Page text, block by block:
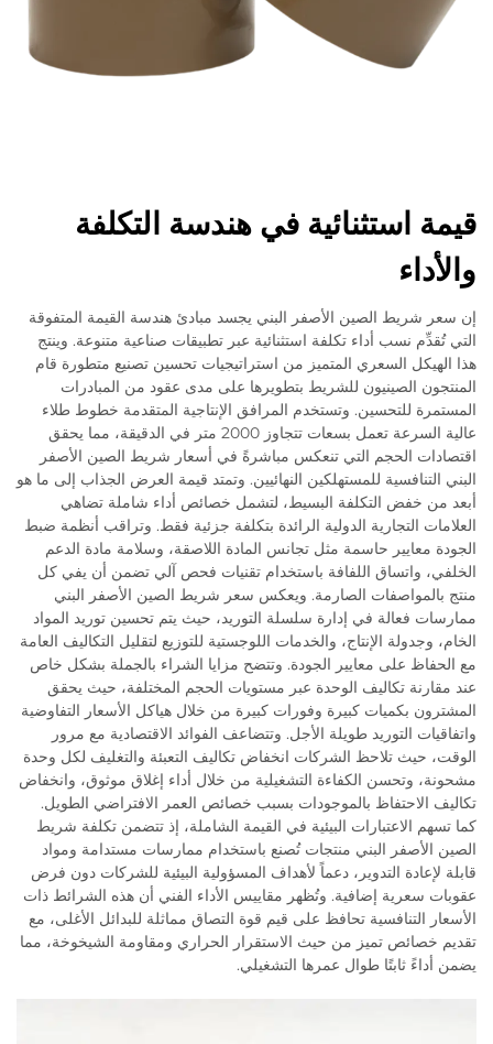
قيمة استثنائية في هندسة التكلفة
والأداء
إن سعر شريط الصين الأصفر البني يجسد مبادئ هندسة القيمة المتفوقة
التي تُقدِّم نسب أداء تكلفة استثنائية عبر تطبيقات صناعية متنوعة. وينتج
هذا الهيكل السعري المتميز من استراتيجيات تحسين تصنيع متطورة قام
المنتجون الصينيون للشريط بتطويرها على مدى عقود من المبادرات
المستمرة للتحسين. وتستخدم المرافق الإنتاجية المتقدمة خطوط طلاء
عالية السرعة تعمل بسعات تتجاوز 2000 متر في الدقيقة، مما يحقق
اقتصادات الحجم التي تنعكس مباشرةً في أسعار شريط الصين الأصفر
البني التنافسية للمستهلكين النهائيين. وتمتد قيمة العرض الجذاب إلى ما هو
أبعد من خفض التكلفة البسيط، لتشمل خصائص أداء شاملة تضاهي
العلامات التجارية الدولية الرائدة بتكلفة جزئية فقط. وتراقب أنظمة ضبط
الجودة معايير حاسمة مثل تجانس المادة اللاصقة، وسلامة مادة الدعم
الخلفي، واتساق اللفافة باستخدام تقنيات فحص آلي تضمن أن يفي كل
منتج بالمواصفات الصارمة. ويعكس سعر شريط الصين الأصفر البني
ممارسات فعالة في إدارة سلسلة التوريد، حيث يتم تحسين توريد المواد
الخام، وجدولة الإنتاج، والخدمات اللوجستية للتوزيع لتقليل التكاليف العامة
مع الحفاظ على معايير الجودة. وتتضح مزايا الشراء بالجملة بشكل خاص
عند مقارنة تكاليف الوحدة عبر مستويات الحجم المختلفة، حيث يحقق
المشترون بكميات كبيرة وفورات كبيرة من خلال هياكل الأسعار التفاوضية
واتفاقيات التوريد طويلة الأجل. وتتضاعف الفوائد الاقتصادية مع مرور
الوقت، حيث تلاحظ الشركات انخفاض تكاليف التعبئة والتغليف لكل وحدة
مشحونة، وتحسن الكفاءة التشغيلية من خلال أداء إغلاق موثوق، وانخفاض
تكاليف الاحتفاظ بالموجودات بسبب خصائص العمر الافتراضي الطويل.
كما تسهم الاعتبارات البيئية في القيمة الشاملة، إذ تتضمن تكلفة شريط
الصين الأصفر البني منتجات تُصنع باستخدام ممارسات مستدامة ومواد
قابلة لإعادة التدوير، دعماً لأهداف المسؤولية البيئية للشركات دون فرض
عقوبات سعرية إضافية. وتُظهر مقاييس الأداء الفني أن هذه الشرائط ذات
الأسعار التنافسية تحافظ على قيم قوة التصاق مماثلة للبدائل الأغلى، مع
تقديم خصائص تميز من حيث الاستقرار الحراري ومقاومة الشيخوخة، مما
يضمن أداءً ثابتًا طوال عمرها التشغيلي.